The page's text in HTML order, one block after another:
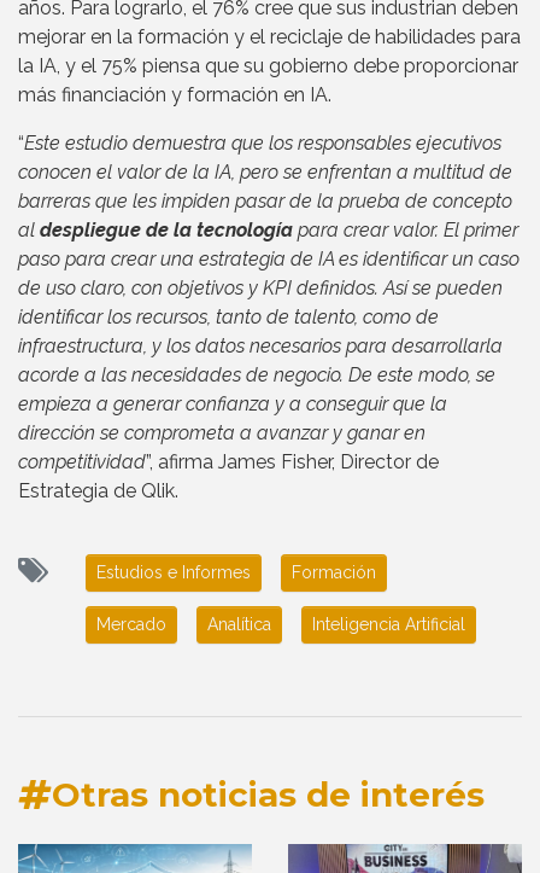
años. Para lograrlo, el 76% cree que sus industrian deben
mejorar en la formación y el reciclaje de habilidades para
la IA, y el 75% piensa que su gobierno debe proporcionar
más financiación y formación en IA.
“Este estudio demuestra que los responsables ejecutivos
conocen el valor de la IA, pero se enfrentan a multitud de
barreras que les impiden pasar de la prueba de concepto
al despliegue de la tecnología para crear valor. El primer
paso para crear una estrategia de IA es identificar un caso
de uso claro, con objetivos y KPI definidos. Así se pueden
identificar los recursos, tanto de talento, como de
infraestructura, y los datos necesarios para desarrollarla
acorde a las necesidades de negocio. De este modo, se
empieza a generar confianza y a conseguir que la
dirección se comprometa a avanzar y ganar en
competitividad”, afirma James Fisher, Director de
Estrategia de Qlik.
Estudios e Informes Formación
Mercado Analítica Inteligencia Artificial
Otras noticias de interés